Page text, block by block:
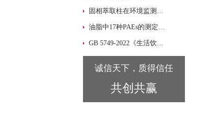
固相萃取柱在环境监测中的应用与优势概述
油脂中17种PAEs的测定解决方案
GB 5749-2022《生活饮用水卫生标准》 迪马科技 xStandard 标准品大汇总！
诚信天下，质得信任
共创共赢